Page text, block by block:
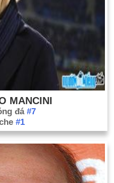
MANCINI
đá #7
#1